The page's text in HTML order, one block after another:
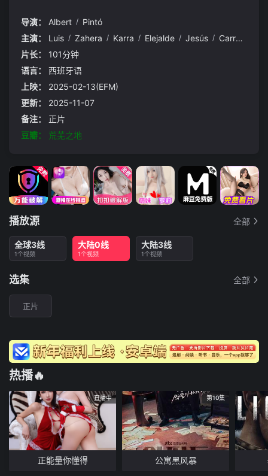
导演： Albert / Pintó
主演：
Luis / Zahera / Karra / Elejalde / Jesús / Carroza
片长：
101分钟
语言：
西班牙语
上映：
2025-02-13(EFM)
更新：
2025-11-07
备注：
正片
豆瓣：
荒芜之地
播放源 全部
全球3线
1个视频
大陆0线
1个视频
大陆3线
1个视频
选集 全部
正片
热播🔥
直播中
正能量你懂得
第10集
公寓黑风暴